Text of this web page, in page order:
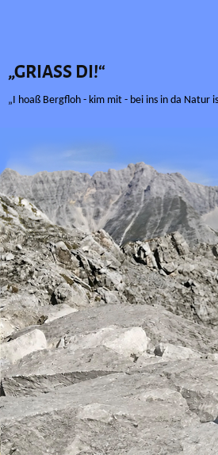
„GRIASS DI!“
„I hoaß Bergfloh - kim mit - bei ins in da Natur